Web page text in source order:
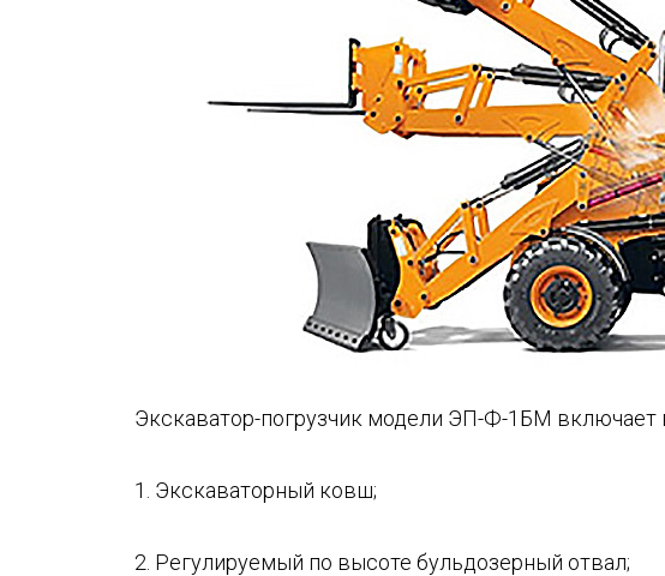
Экскаватор-погрузчик модели ЭП-Ф-1БМ
1. Экскаваторный ковш;
2. Регулируемый по высоте бульдозерный отвал;